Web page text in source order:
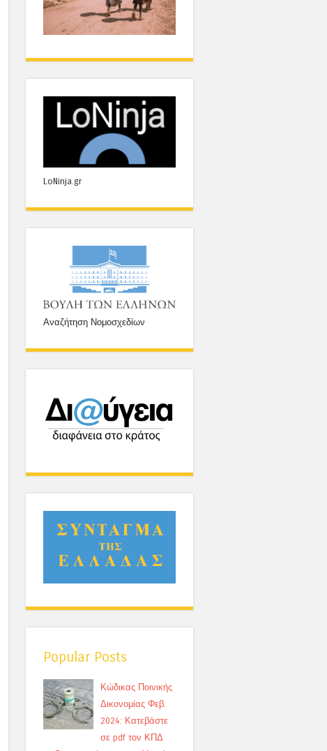
LoNinja.gr
Αναζήτηση Νομοσχεδίων
Popular Posts
Κώδικας Ποινικής
Δικονομίας Φεβ.
2024: Κατεβάστε
σε pdf τον ΚΠΔ